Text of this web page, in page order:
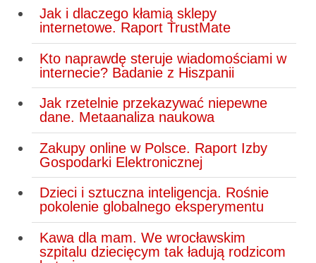
Jak i dlaczego kłamią sklepy
internetowe. Raport TrustMate
Kto naprawdę steruje wiadomościami w
internecie? Badanie z Hiszpanii
Jak rzetelnie przekazywać niepewne
dane. Metaanaliza naukowa
Zakupy online w Polsce. Raport Izby
Gospodarki Elektronicznej
Dzieci i sztuczna inteligencja. Rośnie
pokolenie globalnego eksperymentu
Kawa dla mam. We wrocławskim
szpitalu dziecięcym tak ładują rodzicom